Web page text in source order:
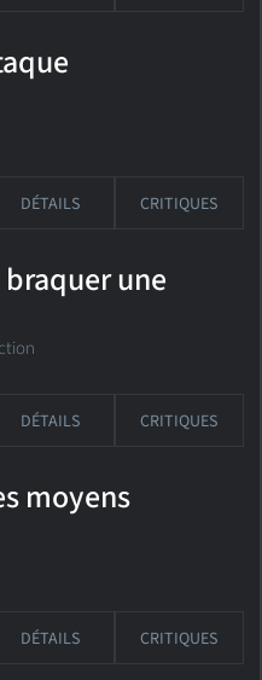
DÉTAILS CRITIQUES
une
DÉTAILS CRITIQUES
moyens
DÉTAILS CRITIQUES